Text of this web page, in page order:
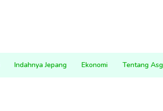
Indahnya Jepang Ekonomi Tentang